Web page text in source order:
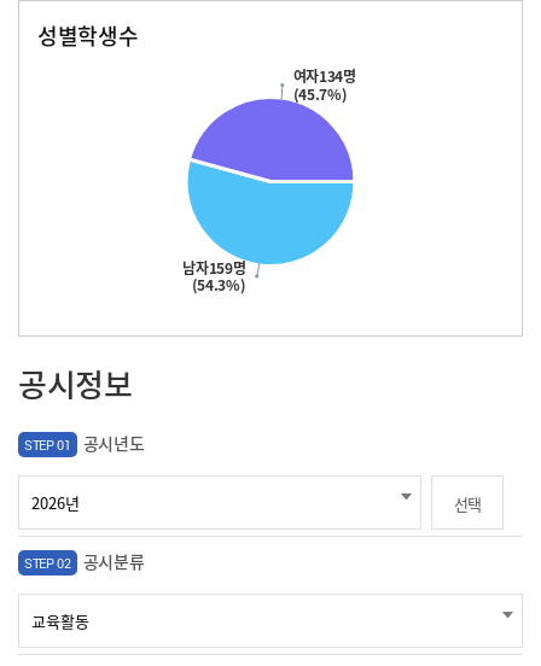
성별학생수
남자159명
(54.3%)
여자134명
(45.7%)
공시정보
STEP 01 공시년도
선택
STEP 02 공시분류